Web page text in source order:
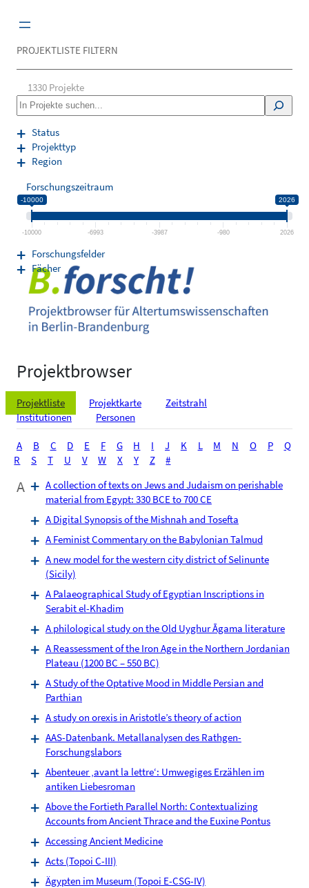
Inhalt
Projektbrowser
Projektliste Projektkarte
Zeitstrahl
Institutionen
Personen
A B C D E F G H I J K L M N O P
Q
R
S T U V W X Y Z #
A
A collection of texts on Jews and Judaism on perishable
material from Egypt: 330 BCE to 700 CE
A Digital Synopsis of the Mishnah and Tosefta
A Feminist Commentary on the Babylonian Talmud
A new model for the western city district of Selinunte
(Sicily)
A Palaeographical Study of Egyptian Inscriptions in
Serabit el-Khadim
A philological study on the Old Uyghur Āgama literature
A Reassessment of the Iron Age in the Northern Jordanian
Plateau (1200 BC – 550 BC)
A Study of the Optative Mood in Middle Persian and
Parthian
A study on orexis in Aristotle’s theory of action
AAS-Datenbank. Metallanalysen des Rathgen-
Forschungslabors
Abenteuer ‚avant la lettre‘: Umwegiges Erzählen im
antiken Liebesroman
Above the Fortieth Parallel North: Contextualizing
Accounts from Ancient Thrace and the Euxine Pontus
Accessing Ancient Medicine
Acts (Topoi C-III)
Ägypten im Museum (Topoi E-CSG-IV)
PROJEKTLISTE FILTERN
1330 Projekte
S
e
a
r
c
Status
Projekttyp
Region
Forschungszeitraum
-10000 2026
-10000 -6993 -3987 -980 2026
Forschungsfelder
Fächer